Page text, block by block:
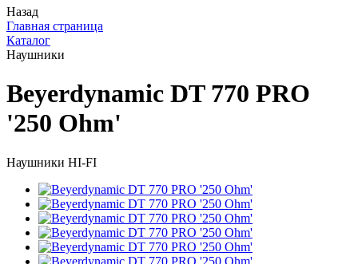
Назад
Главная страница
Каталог
Наушники
Beyerdynamic DT 770 PRO
'250 Ohm'
Наушники HI-FI